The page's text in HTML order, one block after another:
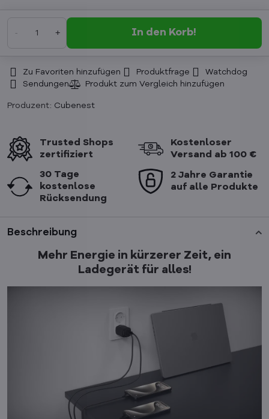
In den Korb!
Zu Favoriten hinzufügen Produktfrage
Watchdog
Sendungen
Produzent: Cubenest
Beschreibung
Mehr Energie in kürzerer Zeit, ein
Ladegerät für alles!
Trusted Shops
zertifiziert
Kostenloser
Versand ab 100 €
30 Tage
kostenlose
Rücksendung
2 Jahre Garantie
auf alle Produkte